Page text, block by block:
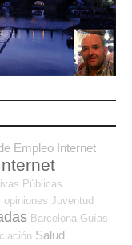
Empleo Internet
Públicas
opiniones Juventud
Barcelona Guías
Salud